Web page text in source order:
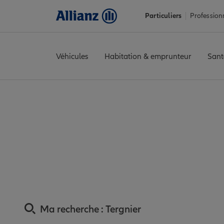
Particuliers
Véhicules Habitation & emprunteur
Ma recherche : Tergnier